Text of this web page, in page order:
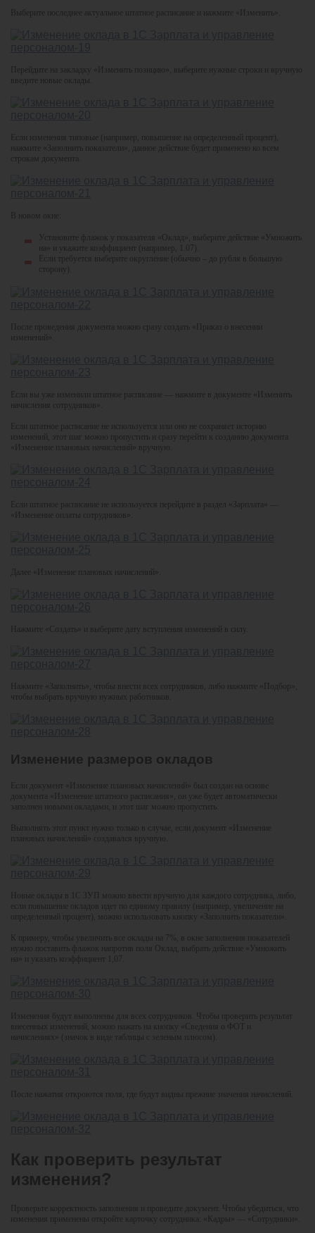
Выберите последнее актуальное штатное расписание и нажмите «Изменить».
Перейдите на закладку «Изменить позицию», выберите нужные строки и вручную
введите новые оклады.
Если изменения типовые (например, повышение на определенный процент),
нажмите «Заполнить показатели», данное действие будет применено ко всем
строкам документа.
В новом окне:
Установите флажок у показателя «Оклад», выберите действие «Умножить
на» и укажите коэффициент (например, 1.07).
Если требуется выберите округление (обычно – до рубля в большую
сторону).
После проведения документа можно сразу создать «Приказ о внесении
изменений».
Если вы уже изменили штатное расписание — нажмите в документе «Изменить
начисления сотрудников».
Если штатное расписание не используется или оно не сохраняет историю
изменений, этот шаг можно пропустить и сразу перейти к созданию документа
«Изменение плановых начислений» вручную.
Если штатное расписание не используется перейдите в раздел «Зарплата» —
«Изменение оплаты сотрудников».
Далее «Изменение плановых начислений».
Нажмите «Создать» и выберите дату вступления изменений в силу.
Нажмите «Заполнить», чтобы внести всех сотрудников, либо нажмите «Подбор»,
чтобы выбрать вручную нужных работников.
Изменение размеров окладов
Если документ «Изменение плановых начислений» был создан на основе
документа «Изменение штатного расписания», он уже будет автоматически
заполнен новыми окладами, и этот шаг можно пропустить.
Выполнять этот пункт нужно только в случае, если документ «Изменение
плановых начислений» создавался вручную.
Новые оклады в 1С ЗУП можно ввести вручную для каждого сотрудника, либо,
если повышение окладов идет по единому правилу (например, увеличение на
определенный процент), можно использовать кнопку «Заполнить показатели».
К примеру, чтобы увеличить все оклады на 7%, в окне заполнения показателей
нужно поставить флажок напротив поля Оклад, выбрать действие «Умножить
на» и указать коэффициент 1,07.
Изменения будут выполнены для всех сотрудников. Чтобы проверить результат
внесенных изменений, можно нажать на кнопку «Сведения о ФОТ и
начислениях» (значок в виде таблицы с зеленым плюсом).
После нажатия откроются поля, где будут видны прежние значения начислений.
Как проверить результат
изменения?
Проверьте корректность заполнения и проведите документ. Чтобы убедиться, что
изменения применены откройте карточку сотрудника: «Кадры» — «Сотрудники».